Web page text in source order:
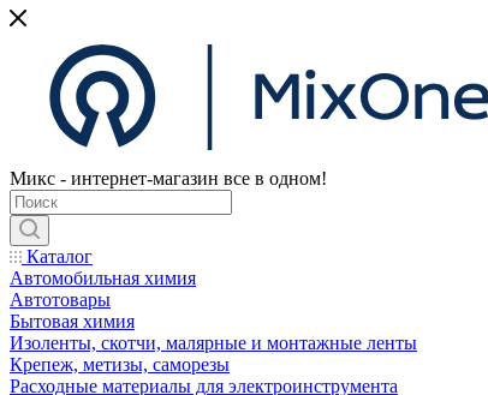
Микс - интернет-магазин все в одном!
Каталог
Автомобильная химия
Автотовары
Бытовая химия
Изоленты, скотчи, малярные и монтажные ленты
Крепеж, метизы, саморезы
Расходные материалы для электроинструмента